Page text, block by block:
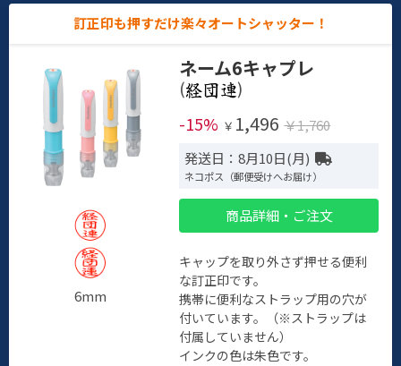
訂正印も押すだけ楽々オートシャッター！
6mm
ネーム6キャプレ
(
)
-15% ￥ 1,496 ￥1,760
発送日：8月10日(月)
ネコポス（郵便受けへお届け）
商品詳細・ご注文
キャップを取り外さず押せる便利
な訂正印です。
携帯に便利なストラップ用の穴が
付いています。（※ストラップは
付属していません）
インクの色は朱色です。